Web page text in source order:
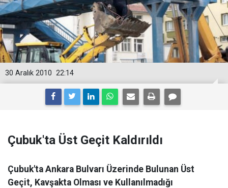
22:14
30 Aralık 2010
Çubuk'ta Üst Geçit Kaldırıldı
Çubuk'ta Ankara Bulvarı Üzerinde Bulunan Üst
Geçit, Kavşakta Olması ve Kullanılmadığı